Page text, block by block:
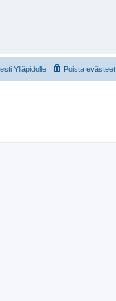
Poista evästeet
Ylläpidolle